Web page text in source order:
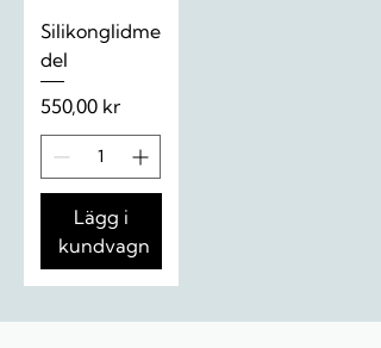
Silikonglidme
del
Pris
550,00 kr
Lägg i
kundvagn